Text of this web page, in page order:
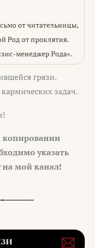
от читательницы,
Род от проклятия.
менеджер Рода».
грязи.
задач.
копировании
указать
на мой канал!